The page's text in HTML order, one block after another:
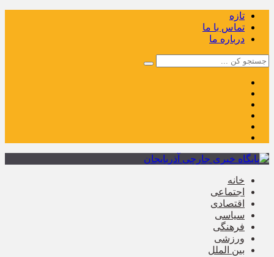
تازه
تماس با ما
درباره ما
خانه
اجتماعی
اقتصادی
سیاسی
فرهنگی
ورزشی
بین الملل